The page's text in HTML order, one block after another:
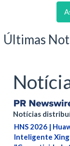
Últimas
Notícias
HNS 2026 |
Inteligente